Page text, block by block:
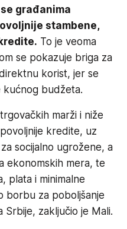
građanima
stambene,
To je veoma
se pokazuje briga za
korist, jer se
kućnog budžeta.
marži i niže
kredite, uz
socijalno ugrožene, a
ekonomskih mera, te
plata i minimalne
borbu za poboljšanje
zaključio je Mali.